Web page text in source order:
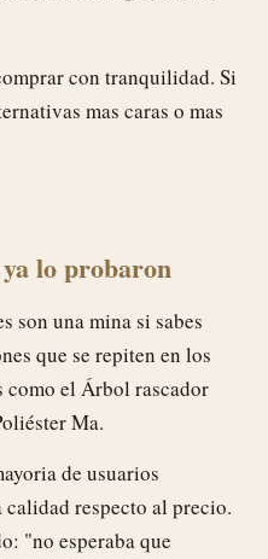
con tranquilidad. Si
mas caras o mas
lo probaron
son una mina si sabes
que se repiten en los
como el Árbol rascador
Ma.
de usuarios
respecto al precio.
"no esperaba que